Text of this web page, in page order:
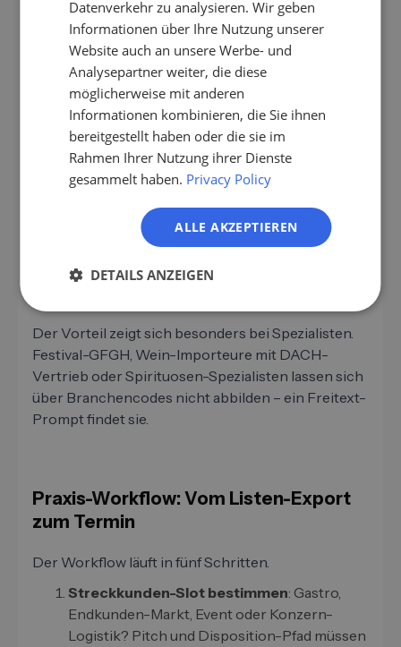
„Getränkehändler in Deutschland mit
eigenem Pfand-Sortier-Standort und
mindestens 5 Liefer-Lkw."
GFGH mit Mehrweg-Investitions-Bedarf
Bio- oder alkoholfreies
„Spezial-Getränkehändler in DACH
mit Bio- oder Premium-Wein-Schwerpunkt
sowie Endkunden-Markt-Anbindung."
Premium-/Bio-Spezialisten mit Trend-Bezug
Der Vorteil zeigt sich besonders bei Spezialisten.
Festival-GFGH, Wein-Importeure mit DACH-
Vertrieb oder Spirituosen-Spezialisten lassen sich
über Branchencodes nicht abbilden – ein Freitext-
Prompt findet sie.
Praxis-Workflow: Vom Listen-Export
zum Termin
Der Workflow läuft in fünf Schritten.
Streckkunden-Slot bestimmen: Gastro,
Endkunden-Markt, Event oder Konzern-
Logistik? Pitch und Disposition-Pfad müssen
FR
PL
Datenverkehr zu analysieren. Wir geben
Informationen über Ihre Nutzung unserer
Website auch an unsere Werbe- und
Analysepartner weiter, die diese
möglicherweise mit anderen
Informationen kombinieren, die Sie ihnen
bereitgestellt haben oder die sie im
Rahmen Ihrer Nutzung ihrer Dienste
gesammelt haben. Privacy Policy
ALLE AKZEPTIEREN
DETAILS ANZEIGEN